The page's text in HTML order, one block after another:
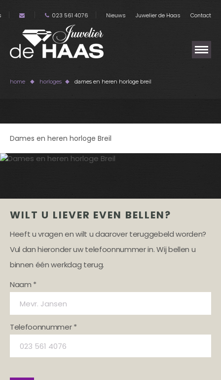
023 561 4076 Nieuws Juwelier de Haas Contact
home horloges dames en heren horloge breil
Dames en heren horloge Breil
WILT U LIEVER EVEN BELLEN?
Heeft u vragen en wilt u daarover teruggebeld worden?
Vul dan hieronder uw telefoonnummer in. Wij bellen u
binnen één werkdag terug.
Naam *
Telefoonnummer *